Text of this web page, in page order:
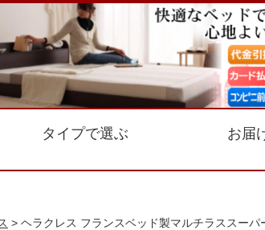
タイプで選ぶ お届
> ヘラクレス フランスベッド製マルチラススー